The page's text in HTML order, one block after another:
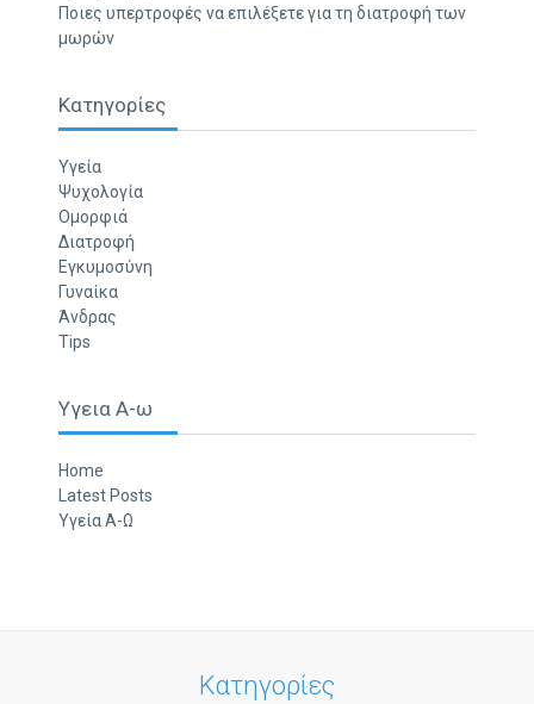
Ποιες υπερτροφές να επιλέξετε για τη διατροφή των
μωρών
Κατηγορίες
Υγεία
Ψυχολογία
Ομορφιά
Διατροφή
Εγκυμοσύνη
Γυναίκα
Άνδρας
Tips
Υγεια Α-ω
Home
Latest Posts
Υγεία Α-Ω
Κατηγορίες